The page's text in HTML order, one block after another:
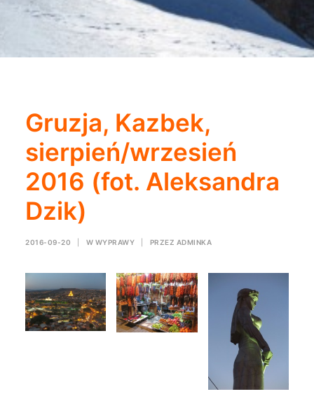
Gruzja, Kazbek,
sierpień/wrzesień
2016 (fot. Aleksandra
Dzik)
2016-09-20 W WYPRAWY PRZEZ ADMINKA